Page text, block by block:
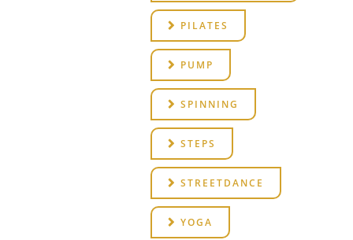
PILATES
PUMP
SPINNING
STEPS
STREETDANCE
YOGA